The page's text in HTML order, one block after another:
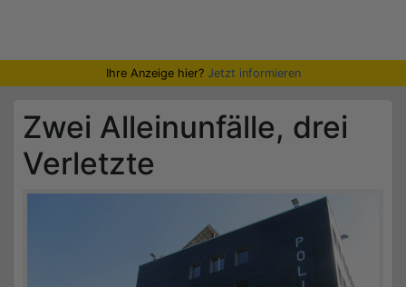
Ihre Anzeige hier? Jetzt informieren
Zwei Alleinunfälle, drei
Verletzte